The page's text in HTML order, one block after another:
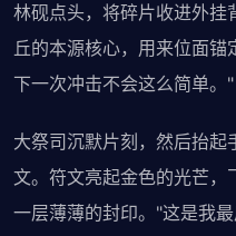
林砚点头，将碎片收进外挂
丘的本源核心，用来位面锚
下一次冲击不会这么简单。"
大祭司沉默片刻，然后抬起
文。符文亮起金色的光芒，
一层薄薄的封印。"这是我